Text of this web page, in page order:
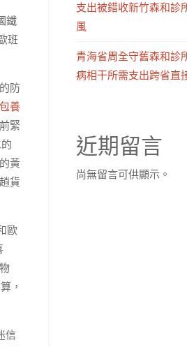
鐵
班
防
包養
緊
黃
貨
歐
，
信
支出被錯收新竹森和診
風
青海省周全守舊森和診
病相干所需支出跨省直
近期留言
尚無留言可供顯示。